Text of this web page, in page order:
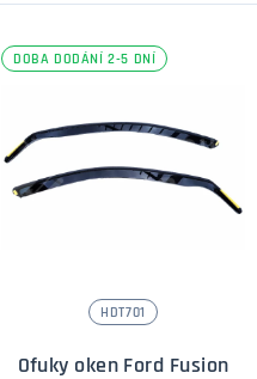
DOBA DODÁNÍ 2-5 DNÍ
HDT701
Ofuky oken Ford Fusion